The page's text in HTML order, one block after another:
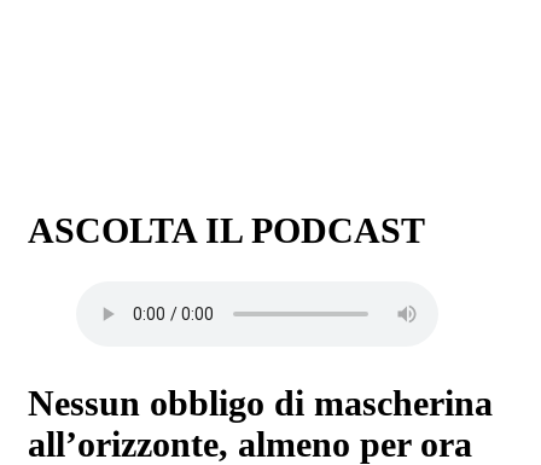
ASCOLTA IL PODCAST
Nessun obbligo di mascherina
all’orizzonte, almeno per ora